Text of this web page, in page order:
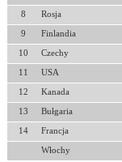
8 Rosja
9 Finlandia
10 Czechy
11 USA
12 Kanada
13 Bułgaria
14 Francja
Włochy